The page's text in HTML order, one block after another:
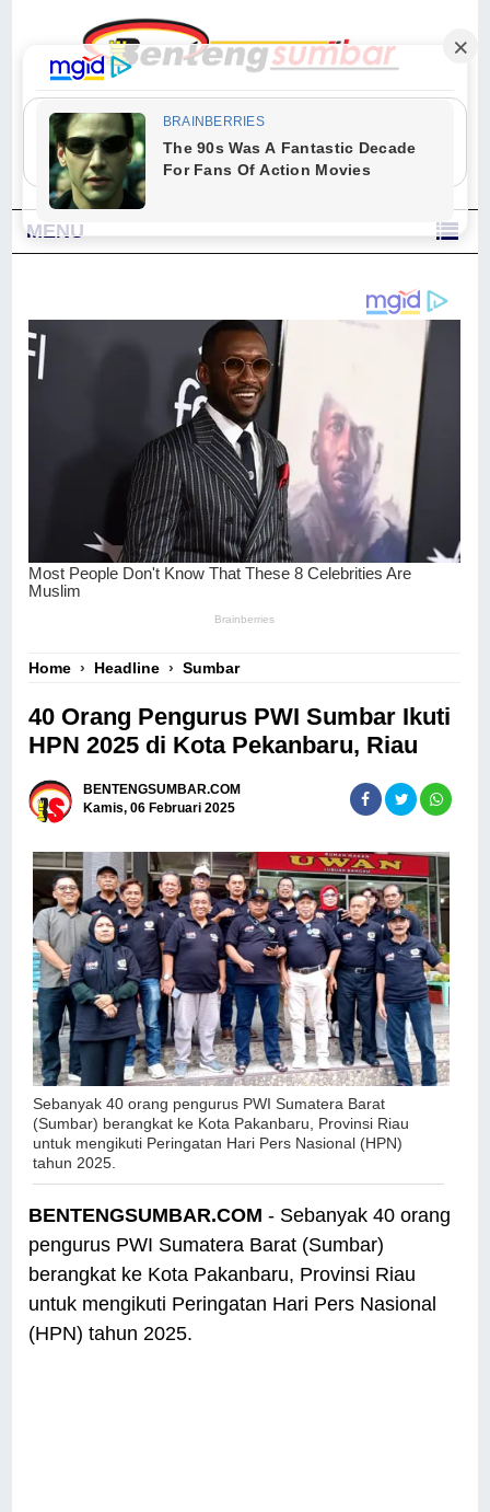
"Sesungguhnya Allah dan para malaikat-Nya berselawat untuk Nabi.
Wahai orang-orang yang beriman, berselawatlah kamu untuk Nabi dan
ucapkanlah salam dengan penuh penghormatan kepadanya." (Qs. Al
Ahzab Ayat 56)
MENU
Home › Headline ›Sumbar
40 Orang Pengurus PWI Sumbar Ikuti
HPN 2025 di Kota Pekanbaru, Riau
BENTENGSUMBAR.COM
Kamis, 06 Februari 2025
Sebanyak 40 orang pengurus PWI Sumatera Barat
(Sumbar) berangkat ke Kota Pakanbaru, Provinsi Riau
untuk mengikuti Peringatan Hari Pers Nasional (HPN)
tahun 2025.
BENTENGSUMBAR.COM - Sebanyak 40 orang
pengurus PWI Sumatera Barat (Sumbar)
berangkat ke Kota Pakanbaru, Provinsi Riau
untuk mengikuti Peringatan Hari Pers Nasional
(HPN) tahun 2025.